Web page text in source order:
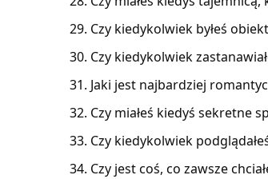
Czy kiedykolwiek byłeś
Czy kiedykolwiek
Jaki jest najbardziej
Czy miałeś kiedyś sekretne
Czy kiedykolwiek
Czy jest coś, co zawsze